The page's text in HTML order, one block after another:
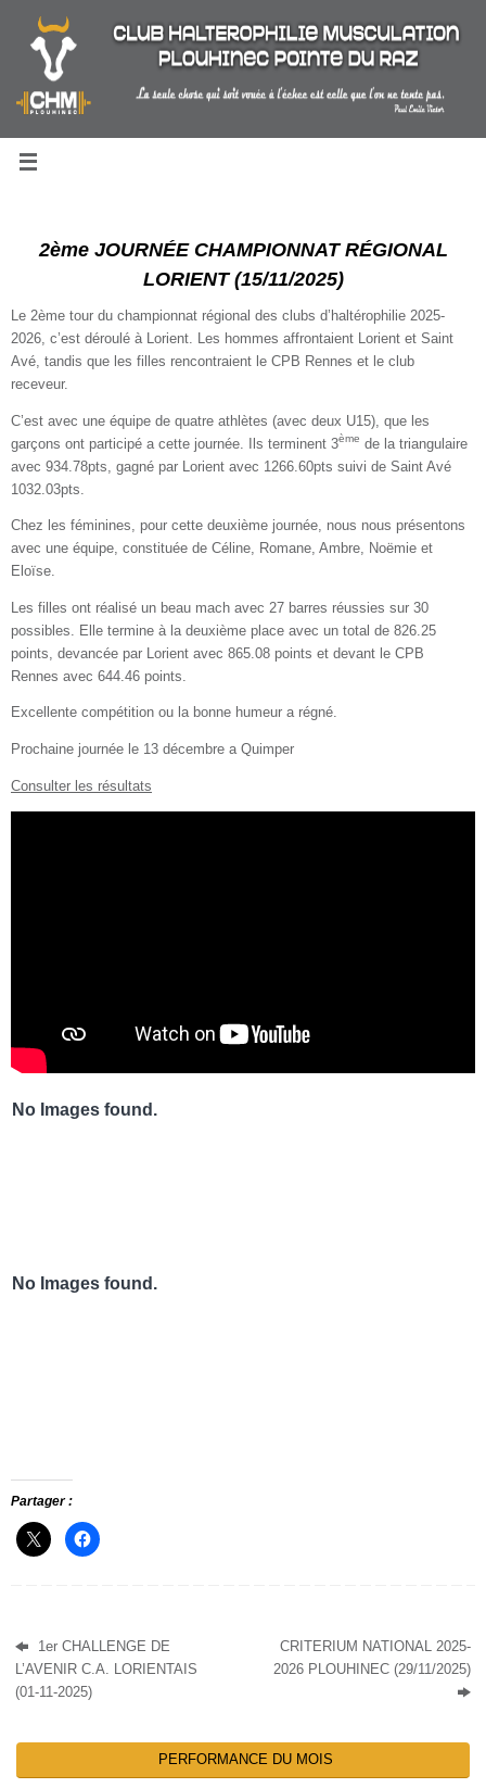
contenu
2ème JOURNÉE CHAMPIONNAT RÉGIONAL
LORIENT (15/11/2025)
Le 2ème tour du championnat régional des clubs d’haltérophilie 2025-
2026, c’est déroulé à Lorient. Les hommes affrontaient Lorient et Saint
Avé, tandis que les filles rencontraient le CPB Rennes et le club
receveur.
C’est avec une équipe de quatre athlètes (avec deux U15), que les
garçons ont participé a cette journée. Ils terminent 3ème de la triangulaire
avec 934.78pts, gagné par Lorient avec 1266.60pts suivi de Saint Avé
1032.03pts.
Chez les féminines, pour cette deuxième journée, nous nous présentons
avec une équipe, constituée de Céline, Romane, Ambre, Noëmie et
Eloïse.
Les filles ont réalisé un beau mach avec 27 barres réussies sur 30
possibles. Elle termine à la deuxième place avec un total de 826.25
points, devancée par Lorient avec 865.08 points et devant le CPB
Rennes avec 644.46 points.
Excellente compétition ou la bonne humeur a régné.
Prochaine journée le 13 décembre a Quimper
Consulter les résultats
No Images found.
No Images found.
Partager :
1er CHALLENGE DE
L’AVENIR C.A. LORIENTAIS
(01-11-2025)
CRITERIUM NATIONAL 2025-
2026 PLOUHINEC (29/11/2025)
PERFORMANCE DU MOIS